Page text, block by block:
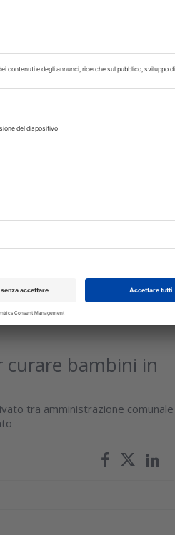
per tutelare la salute delle future
possono aderire
esigenze di cure
in Italia
In Italia la percentuale di
popolazione ma sale al 12% per
curare bambini in
tra amministrazione comunale